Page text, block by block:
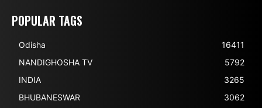
POPULAR TAGS
Odisha
16411
NANDIGHOSHA TV
5792
INDIA
3265
BHUBANESWAR
3062